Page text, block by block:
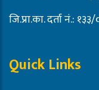
जि.प्रा.का. दर्ता नं.:
Quick Links